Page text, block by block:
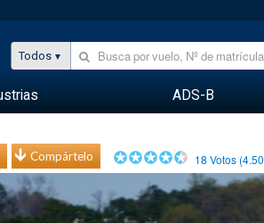
Todos
ADS-B
Compártelo 18 Votos (4.50